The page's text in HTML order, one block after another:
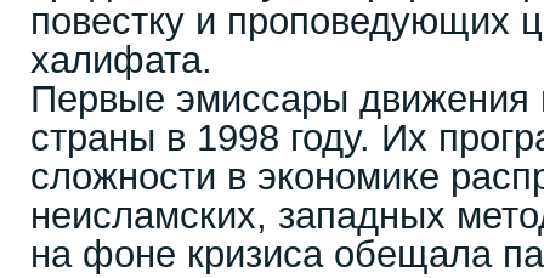
повестку и проповедующих
халифата.
Первые эмиссары движения
страны в 1998 году. Их
сложности в экономике
неисламских, западных
на фоне кризиса обещала